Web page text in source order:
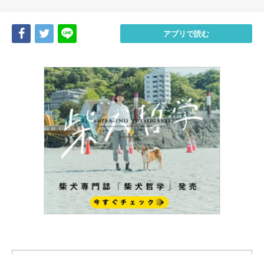
Share Tweet アプリで読む